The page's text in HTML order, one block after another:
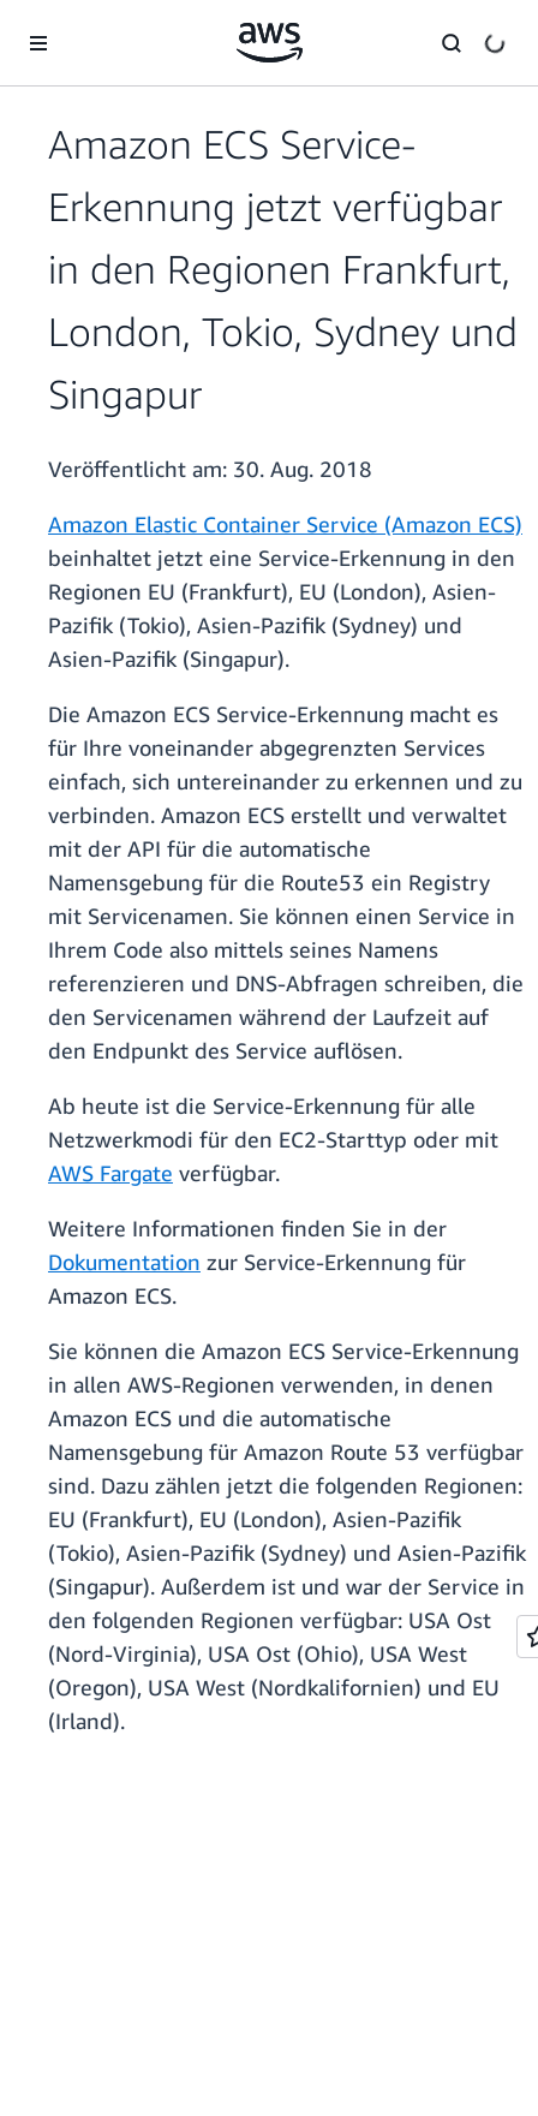
Überspringen zum Hauptinhalt
Amazon ECS Service-
Erkennung jetzt verfügbar
in den Regionen Frankfurt,
London, Tokio, Sydney und
Singapur
Veröffentlicht am: 30. Aug. 2018
Amazon Elastic Container Service (Amazon ECS)
beinhaltet jetzt eine Service-Erkennung in den
Regionen EU (Frankfurt), EU (London), Asien-
Pazifik (Tokio), Asien-Pazifik (Sydney) und
Asien-Pazifik (Singapur).
Die Amazon ECS Service-Erkennung macht es
für Ihre voneinander abgegrenzten Services
einfach, sich untereinander zu erkennen und zu
verbinden. Amazon ECS erstellt und verwaltet
mit der API für die automatische
Namensgebung für die Route53 ein Registry
mit Servicenamen. Sie können einen Service in
Ihrem Code also mittels seines Namens
referenzieren und DNS-Abfragen schreiben, die
den Servicenamen während der Laufzeit auf
den Endpunkt des Service auflösen.
Ab heute ist die Service-Erkennung für alle
Netzwerkmodi für den EC2-Starttyp oder mit
AWS Fargate verfügbar.
Weitere Informationen finden Sie in der
Dokumentation zur Service-Erkennung für
Amazon ECS.
Sie können die Amazon ECS Service-Erkennung
in allen AWS-Regionen verwenden, in denen
Amazon ECS und die automatische
Namensgebung für Amazon Route 53 verfügbar
sind. Dazu zählen jetzt die folgenden Regionen:
EU (Frankfurt), EU (London), Asien-Pazifik
(Tokio), Asien-Pazifik (Sydney) und Asien-Pazifik
(Singapur). Außerdem ist und war der Service in
den folgenden Regionen verfügbar: USA Ost
(Nord-Virginia), USA Ost (Ohio), USA West
(Oregon), USA West (Nordkalifornien) und EU
(Irland).